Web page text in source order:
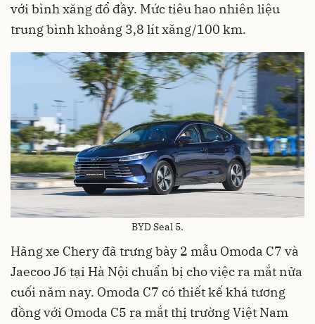
với bình xăng đổ đầy. Mức tiêu hao nhiên liệu
trung bình khoảng 3,8 lít xăng/100 km.
BYD Seal 5.
Hãng xe Chery đã trưng bày 2 mẫu Omoda C7 và
Jaecoo J6 tại Hà Nội chuẩn bị cho việc ra mắt nửa
cuối năm nay. Omoda C7 có thiết kế khá tương
đồng với Omoda C5 ra mắt thị trường Việt Nam